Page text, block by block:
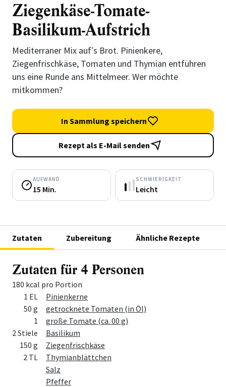
Ziegenkäse-Tomate-
Basilikum-Aufstrich
Mediterraner Mix auf′s Brot. Pinienkere,
Ziegenfrischkäse, Tomaten und Thymian entführen
uns eine Runde ans Mittelmeer. Wer möchte
mitkommen?
In Sammlung speichern
Rezept als E-Mail senden
AUFWAND
15 Min.
SCHWIERIGKEIT
Leicht
Zutaten Zubereitung Ähnliche Rezepte
Zutaten für 4 Personen
180 kcal pro Portion
MengeZutat
1 EL
Pinienkerne
50 g
getrocknete Tomaten (in Öl)
1
große Tomate (ca. 00 g)
2 Stiele
Basilikum
150 g
Ziegenfrischkäse
2 TL
Thymianblättchen
Salz
Pfeffer